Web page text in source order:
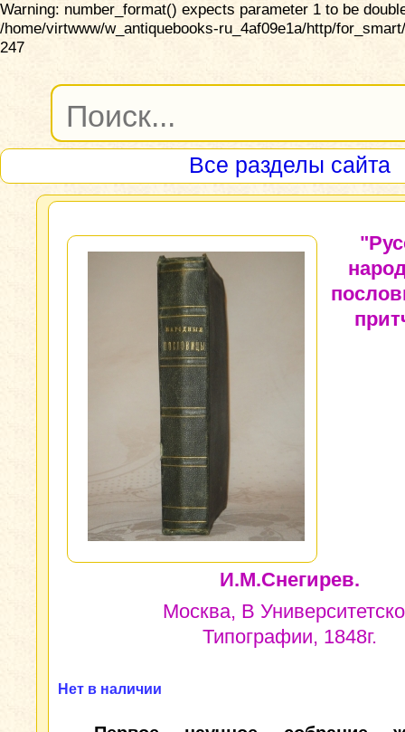
Warning: number_format() expects parameter 1 to be
/home/virtwww/w_antiquebooks-ru_4af09e1a/http/
247
Все разделы сайта
И.М.Снегирев.
Москва, В
Типографии, 1848г.
Нет в наличии